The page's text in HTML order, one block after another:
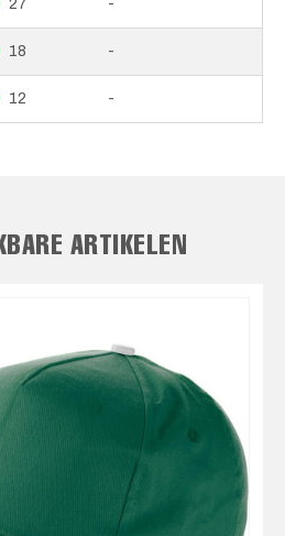
27 -
18 -
12 -
ARTIKELEN